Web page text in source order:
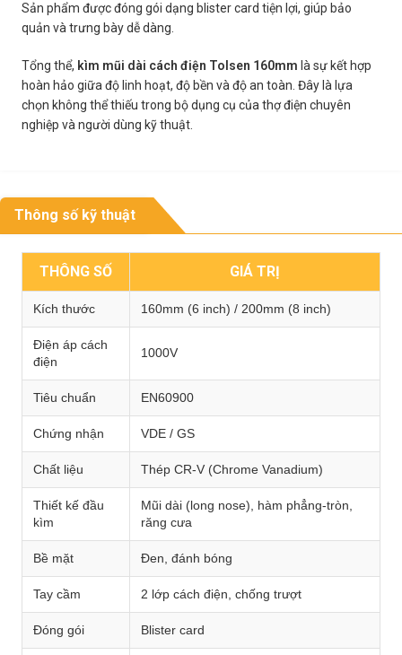
Sản phẩm được đóng gói dạng blister card tiện lợi, giúp bảo
quản và trưng bày dễ dàng.
Tổng thể, kìm mũi dài cách điện Tolsen 160mm là sự kết hợp
hoàn hảo giữa độ linh hoạt, độ bền và độ an toàn. Đây là lựa
chọn không thể thiếu trong bộ dụng cụ của thợ điện chuyên
nghiệp và người dùng kỹ thuật.
Thông số kỹ thuật
THÔNG SỐ GIÁ TRỊ
Kích thước 160mm (6 inch) / 200mm (8 inch)
Điện áp cách
điện
1000V
Tiêu chuẩn EN60900
Chứng nhận VDE / GS
Chất liệu Thép CR-V (Chrome Vanadium)
Thiết kế đầu
kìm
Mũi dài (long nose), hàm phẳng-tròn,
răng cưa
Bề mặt Đen, đánh bóng
Tay cầm 2 lớp cách điện, chống trượt
Đóng gói Blister card